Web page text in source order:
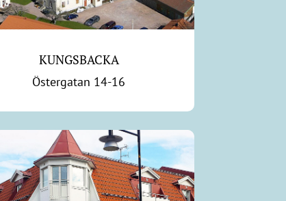
KUNGSBACKA
Östergatan 14-16